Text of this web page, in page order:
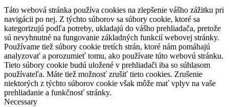
Táto webová stránka používa cookies na zlepšenie vášho zážitku pri
navigácii po nej. Z týchto súborov sa súbory cookie, ktoré sa
kategorizujú podľa potreby, ukladajú do vášho prehliadača, pretože
sú nevyhnutné na fungovanie základných funkcií webovej stránky.
Používame tiež súbory cookie tretích strán, ktoré nám pomáhajú
analyzovať a porozumieť tomu, ako používate túto webovú stránku.
Tieto súbory cookie budú uložené v prehliadači iba so súhlasom
používateľa. Máte tiež možnosť zrušiť tieto cookies. Zrušenie
niektorých z týchto súborov cookie však môže mať vplyv na vaše
prehliadanie a funkčnosť stránky.
Necessary